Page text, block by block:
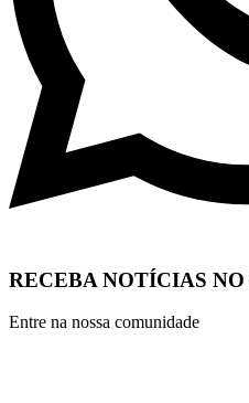
RECEBA NOTÍCIAS NO
Entre na nossa comunidade